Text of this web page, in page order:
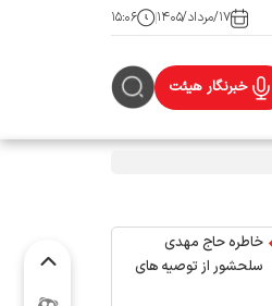
۱۷/مرداد/۱۴۰۵ ۱۵:۰۶
خبرنگار هیئت
خاطره حاج مهدی
سلحشور از توصیه های